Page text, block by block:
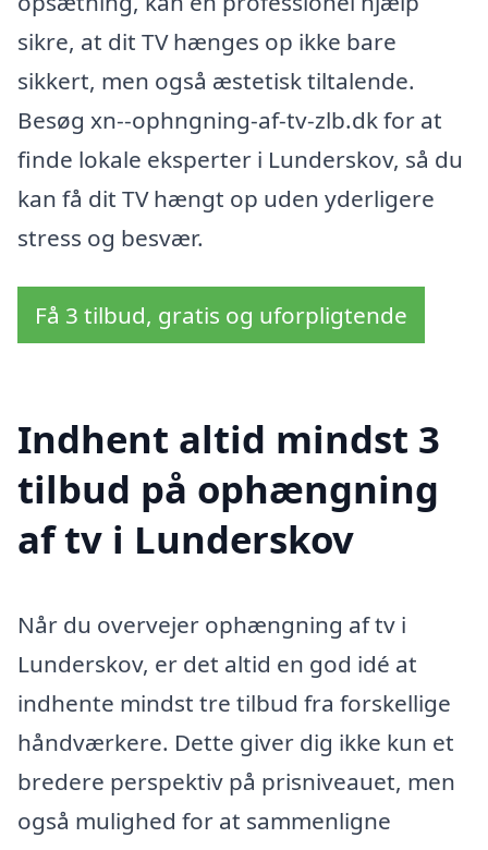
sikre, at dit TV hænges op ikke bare
sikkert, men også æstetisk tiltalende.
Besøg xn--ophngning-af-tv-zlb.dk for at
finde lokale eksperter i Lunderskov, så du
kan få dit TV hængt op uden yderligere
stress og besvær.
Få 3 tilbud, gratis og uforpligtende
Indhent altid mindst 3
tilbud på ophængning
af tv i Lunderskov
Når du overvejer ophængning af tv i
Lunderskov, er det altid en god idé at
indhente mindst tre tilbud fra forskellige
håndværkere. Dette giver dig ikke kun et
bredere perspektiv på prisniveauet, men
også mulighed for at sammenligne